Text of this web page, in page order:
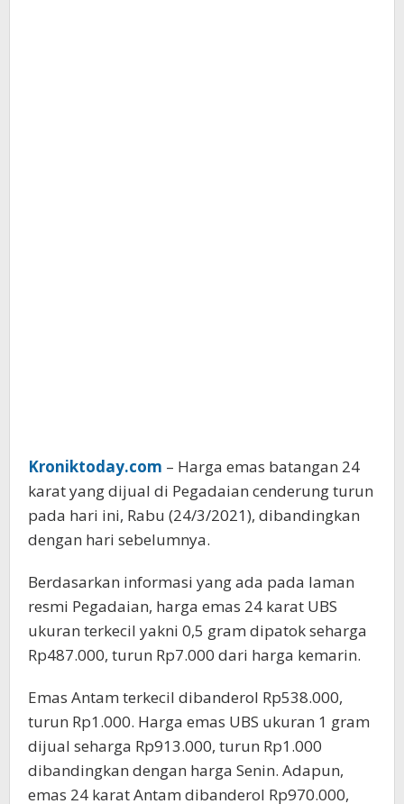
Kroniktoday.com – Harga emas batangan 24
karat yang dijual di Pegadaian cenderung turun
pada hari ini, Rabu (24/3/2021), dibandingkan
dengan hari sebelumnya.
Berdasarkan informasi yang ada pada laman
resmi Pegadaian, harga emas 24 karat UBS
ukuran terkecil yakni 0,5 gram dipatok seharga
Rp487.000, turun Rp7.000 dari harga kemarin.
Emas Antam terkecil dibanderol Rp538.000,
turun Rp1.000. Harga emas UBS ukuran 1 gram
dijual seharga Rp913.000, turun Rp1.000
dibandingkan dengan harga Senin. Adapun,
emas 24 karat Antam dibanderol Rp970.000,